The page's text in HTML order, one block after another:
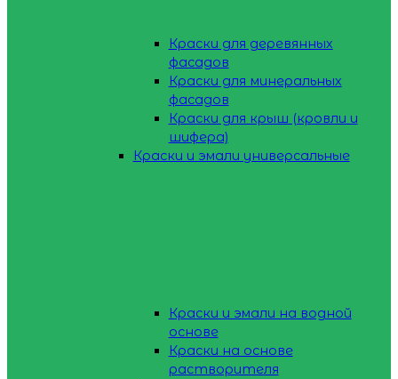
Краски для деревянных
фасадов
Краски для минеральных
фасадов
Краски для крыш (кровли и
шифера)
Краски и эмали универсальные
Краски и эмали на водной
основе
Краски на основе
растворителя